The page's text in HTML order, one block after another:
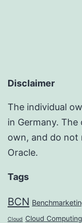
Disclaimer
The individual
in Germany.
own, and do not
Oracle.
Tags
BCN
Cloud Cloud Computing